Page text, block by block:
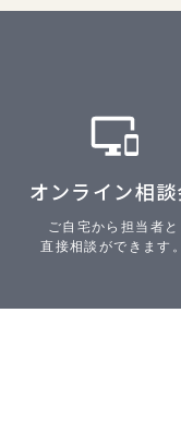
オンライン相談
ご自宅から担当者と
直接相談ができます。